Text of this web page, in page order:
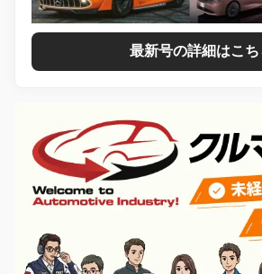
最新号の詳細はこち